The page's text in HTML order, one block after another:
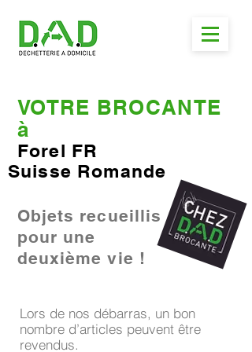
VOTRE BROCANTE
à
Forel FR
Suisse Romande
Objets recueillis
pour une
deuxième vie !
Lors de nos débarras, un bon
nombre d’articles peuvent être
revendus.